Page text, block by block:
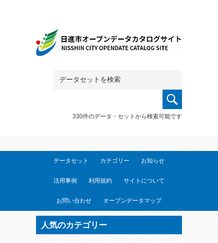
330件のデータ・セットから検索可能です
データセット カテゴリー お知らせ
活用事例 利用規約 サイトについて
お問い合わせ オープンデータマップ
人気のカテゴリー